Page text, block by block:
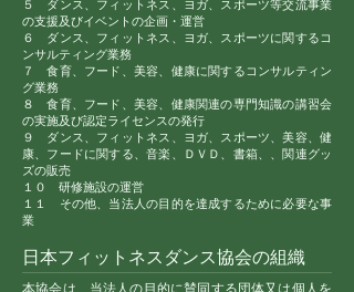
５ ダンス、フィットネス、ヨガ、スポーツ等交流事業
の支援及びイベントの企画・運営
６ ダンス、フィットネス、ヨガ、スポーツに関するコ
ンサルティング業務
７ 食育、フード、美容、健康に関するコンサルティン
グ業務
８ 食育、フード、美容、健康関連の専門知識の講習会
の実施及び認定ライセンスの発行
９ ダンス、フィットネス、ヨガ、スポーツ、美容、健
康、フードに関する、音楽、ＤＶＤ、書箱、、関連グッ
ズの販売
１０ 研修施設の運営
１１ その他、当法人の目的を達成するために必要な事
業
日本フィットネスダンス協会の組織
本協会は、当法人の目的に賛同する団体又は個人を